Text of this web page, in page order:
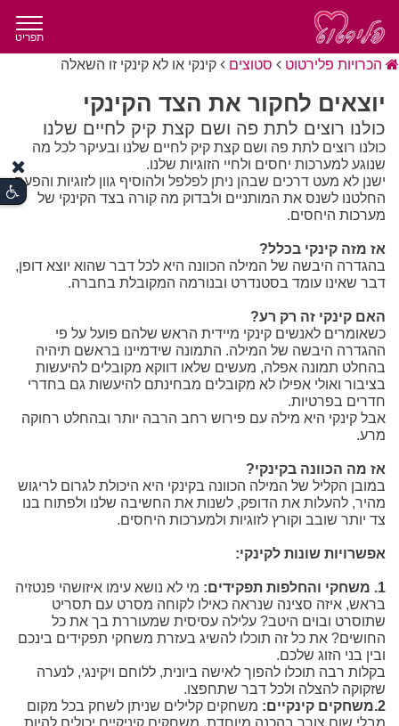
תפריט
הכרויות פלירטוט סטוצים קינקי או לא קינקי זו השאלה
יוצאים לחקור את הצד הקינקי
כולנו רוצים לתת פה ושם קצת קיק לחיים שלנו
כולנו רוצים לתת פה ושם קצת קיק לחיים שלנו ובעיקר לכל מה
שנוגע למערכות יחסים ולחיי הזוגיות שלנו.
ישנן לא מעט דרכים שבהן ניתן לפלפל ולהוסיף גוון לזוגיות והפעם
החלטנו לשנס את המותניים ולבדוק מה קורה בצד הקינקי של
מערכות היחסים.
אז מזה קינקי בכלל?
בהגדרה היבשה של המילה הכוונה היא לכל דבר שהוא יוצא דופן,
דבר שאינו עומד בסטנדרט ובנורמה המקובלת בחברה.
האם קינקי זה רק רע?
כשאומרים לאנשים קינקי מיידית הראש שלהם פועל על פי
ההגדרה היבשה של המילה. התמונה שידמיינו בראשם תיהיה
בהחלט תמונה אפלה, מעשים שלאו דווקא מקובלים להיעשות
בציבור ואולי אפילו לא מקובלים מבחינתם להיעשות גם בחדרי
חדרים בפרטיות.
אבל קינקי היא מילה עם פירוש רחב הרבה יותר ובהחלט רחוקה
מרע.
אז מה הכוונה בקינקי?
במובן הקליל של המילה הכוונה בקינקי היא היכולת לגרום לריגוש
מהיר, להעלות את הדופק, לשנות את החשיבה שלנו ולפתוח בנו
צד יותר שובב וקורץ לזוגיות ולמערכות היחסים.
אפשרויות שונות לקינקי:
1. משחקי והחלפות תפקידים:
מי לא נושא עימו איזושהי פנטזיה
בראש, איזה סצינה שנראה כאילו לקוחה מסרט עם תסריט
שתוסרט ובוים היטב? עלילה עסיסית שמעוררת בך את כל
החושים? את כל זה תוכלו להשיג בעזרת משחקי תפקידים בינכם
ובין בני הזוג שלכם.
בקלות רבה תוכלו להפוך לאישה ביונית, ללוחם ויקינגי, לנערה
שזקוקה להצלה ולכל דבר שתחפצו.
2.משחקים קינקיים:
משחקים קלילים שניתן לשחק בכל מקום
מבלי שום צורך בהכנה מיוחדת. משחקים קיניקיים יכולים להיות